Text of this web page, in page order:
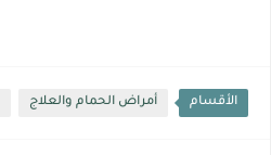
الأقسام أمراض الحمام والعلاج